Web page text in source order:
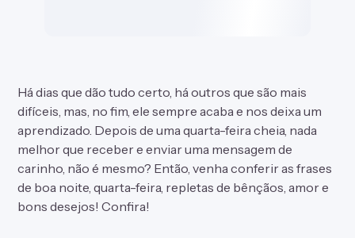
Há dias que dão tudo certo, há outros que são mais
difíceis, mas, no fim, ele sempre acaba e nos deixa um
aprendizado. Depois de uma quarta-feira cheia, nada
melhor que receber e enviar uma mensagem de
carinho, não é mesmo? Então, venha conferir as frases
de boa noite, quarta-feira, repletas de bênçãos, amor e
bons desejos! Confira!